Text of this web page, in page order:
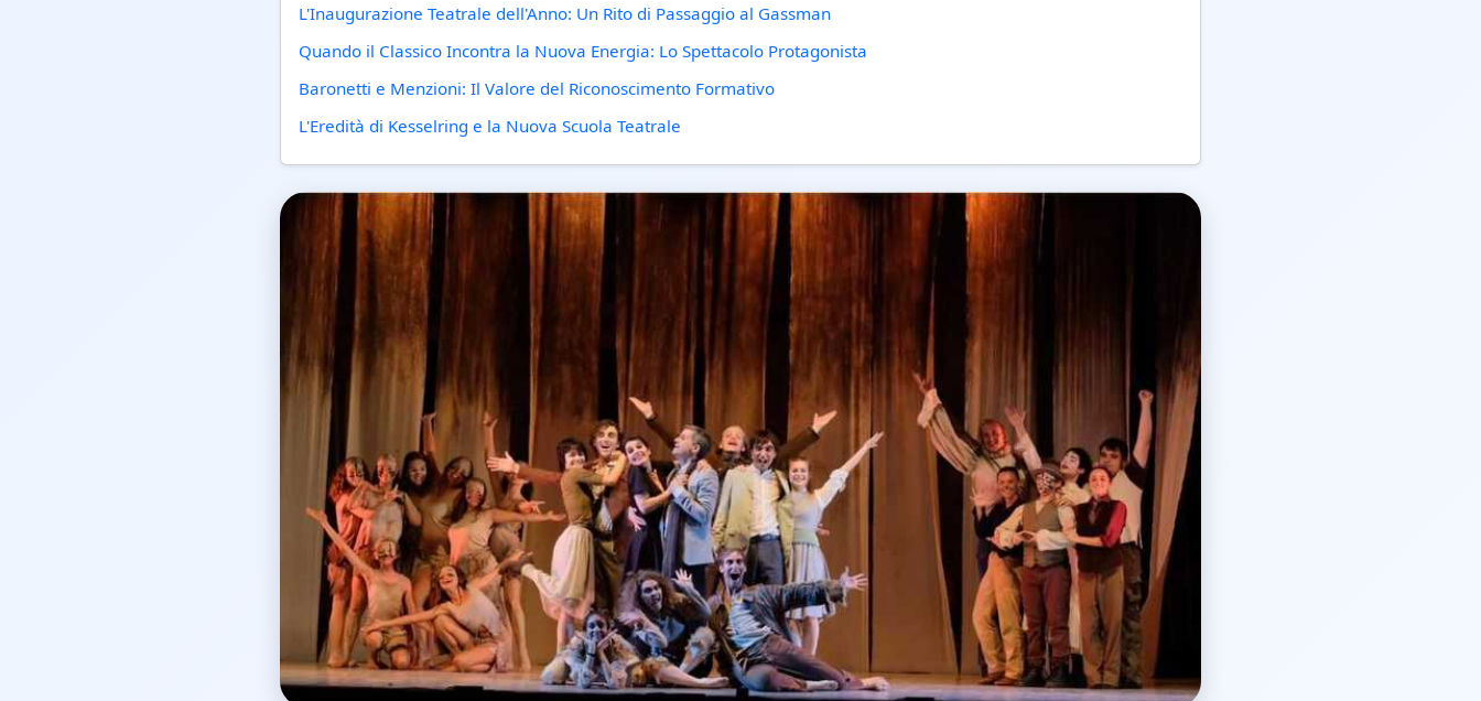
L'Inaugurazione Teatrale dell'Anno: Un Rito di Passaggio al Gassman
Quando il Classico Incontra la Nuova Energia: Lo Spettacolo Protagonista
Baronetti e Menzioni: Il Valore del Riconoscimento Formativo
L'Eredità di Kesselring e la Nuova Scuola Teatrale